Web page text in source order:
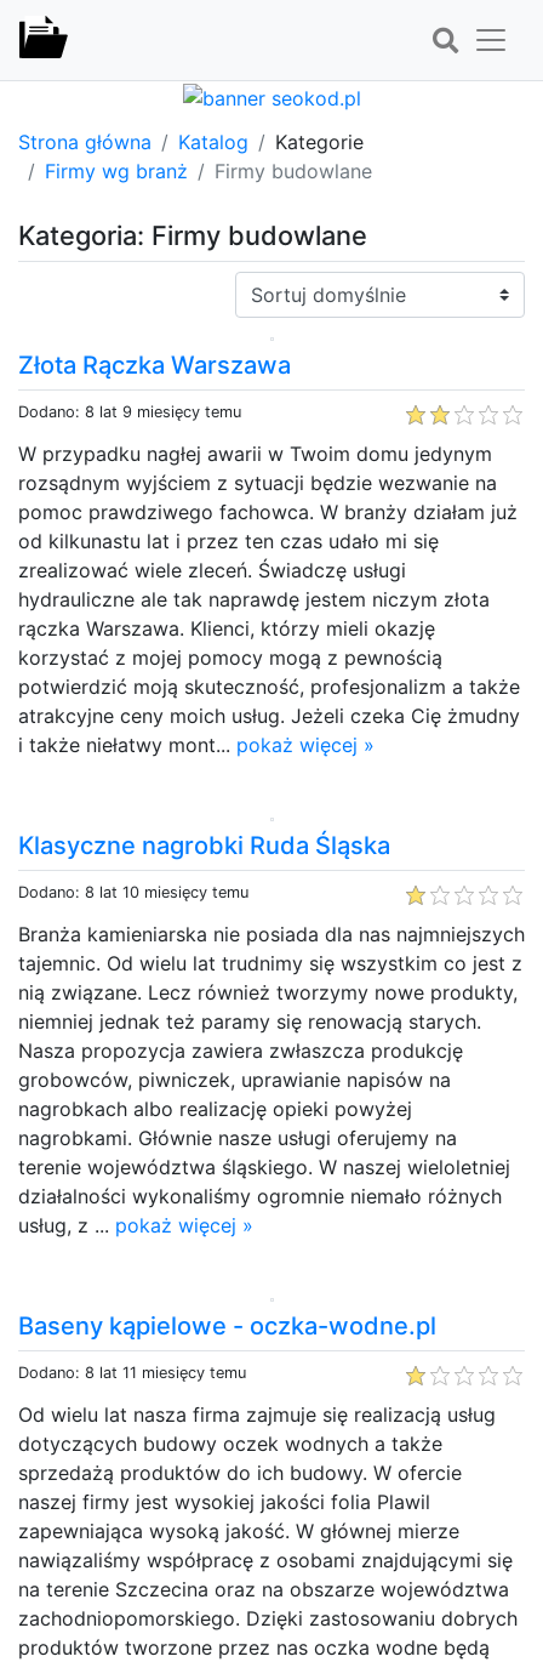
Strona główna Katalog
Kategorie
Firmy wg branż
Firmy budowlane
Kategoria: Firmy budowlane
Sortuj:
Złota Rączka Warszawa
Dodano: 8 lat 9 miesięcy temu
W przypadku nagłej awarii w Twoim domu jedynym
rozsądnym wyjściem z sytuacji będzie wezwanie na
pomoc prawdziwego fachowca. W branży działam już
od kilkunastu lat i przez ten czas udało mi się
zrealizować wiele zleceń. Świadczę usługi
hydrauliczne ale tak naprawdę jestem niczym złota
rączka Warszawa. Klienci, którzy mieli okazję
korzystać z mojej pomocy mogą z pewnością
potwierdzić moją skuteczność, profesjonalizm a także
atrakcyjne ceny moich usług. Jeżeli czeka Cię żmudny
i także niełatwy mont... pokaż więcej »
Klasyczne nagrobki Ruda Śląska
Dodano: 8 lat 10 miesięcy temu
Branża kamieniarska nie posiada dla nas najmniejszych
tajemnic. Od wielu lat trudnimy się wszystkim co jest z
nią związane. Lecz również tworzymy nowe produkty,
niemniej jednak też paramy się renowacją starych.
Nasza propozycja zawiera zwłaszcza produkcję
grobowców, piwniczek, uprawianie napisów na
nagrobkach albo realizację opieki powyżej
nagrobkami. Głównie nasze usługi oferujemy na
terenie województwa śląskiego. W naszej wieloletniej
działalności wykonaliśmy ogromnie niemało różnych
usług, z ... pokaż więcej »
Baseny kąpielowe - oczka-wodne.pl
Dodano: 8 lat 11 miesięcy temu
Od wielu lat nasza firma zajmuje się realizacją usług
dotyczących budowy oczek wodnych a także
sprzedażą produktów do ich budowy. W ofercie
naszej firmy jest wysokiej jakości folia Plawil
zapewniająca wysoką jakość. W głównej mierze
nawiązaliśmy współpracę z osobami znajdującymi się
na terenie Szczecina oraz na obszarze województwa
zachodniopomorskiego. Dzięki zastosowaniu dobrych
produktów tworzone przez nas oczka wodne będą